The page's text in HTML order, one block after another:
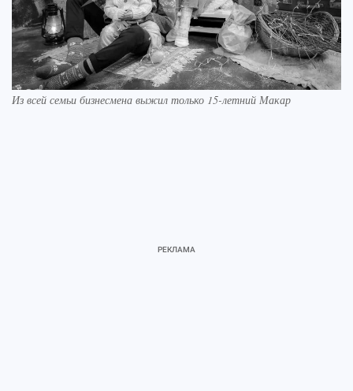
Из всей семьи бизнесмена выжил только 15-летний Макар